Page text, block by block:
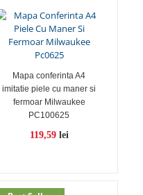
Mapa conferinta A4
imitatie piele cu maner si
fermoar Milwaukee
PC100625
119,59 lei